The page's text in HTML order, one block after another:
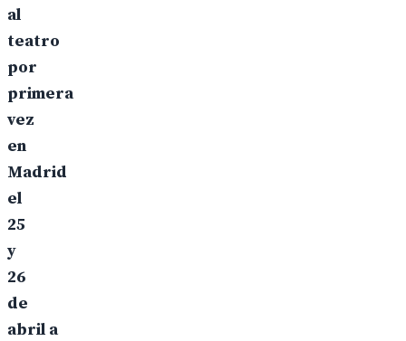
al
teatro
por
primera
vez
en
Madrid
el
25
y
26
de
abril a